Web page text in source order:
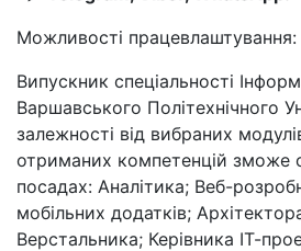
Можливості працевлаштування:
Випускник спеціальності
Варшавського Політехнічного
залежності від вибраних
отриманих компетенцій зможе
посадах: Аналітика; Веб-
мобільних додатків;
Верстальника; Керівника ІТ-